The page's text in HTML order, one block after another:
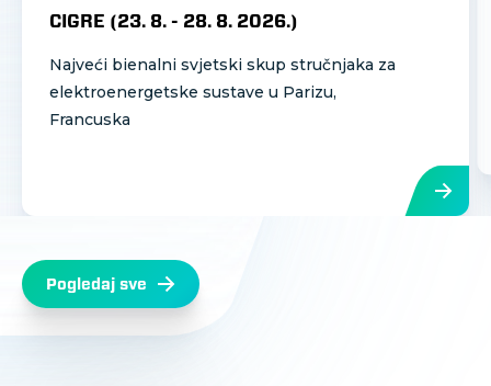
CIGRE (23. 8. - 28. 8. 2026.)
Najveći bienalni svjetski skup stručnjaka za
elektroenergetske sustave u Parizu,
Francuska
Pogledaj sve